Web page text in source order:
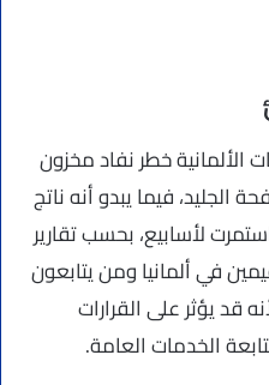
الألمانية خطر نفاد مخزون
فيما يبدو أنه ناتج
لأسابيع، بحسب تقارير
في ألمانيا ومن يتابعون
قد يؤثر على القرارات
الخدمات العامة.